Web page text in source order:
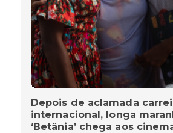
Depois de aclamada
internacional, longa
‘Betânia’ chega aos